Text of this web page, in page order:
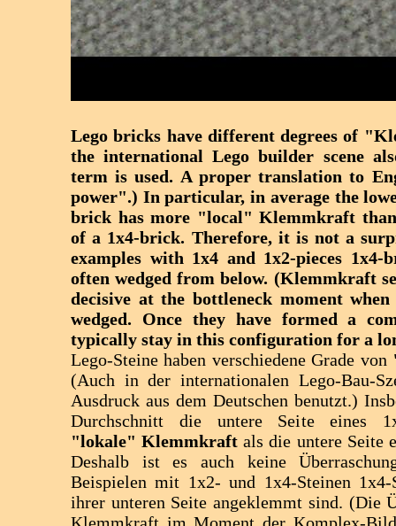
Lego bricks have different degrees of
the international Lego builder scene
term is used. A proper translation to
power".) In particular, in average the
brick has more "local" Klemmkraft
of a 1x4-brick. Therefore, it is not a
examples with 1x4 and 1x2-pieces 1x4-
often wedged from below. (Klemmkraft
decisive at the bottleneck moment
wedged. Once they have formed a
typically stay in this configuration for a
Lego-Steine haben verschiedene Grade von
(Auch in der internationalen Lego-Bau-
Ausdruck aus dem Deutschen benutzt.)
Durchschnitt die untere Seite eines
"lokale" Klemmkraft als die untere Seite
Deshalb ist es auch keine
Beispielen mit 1x2- und 1x4-Steinen
ihrer unteren Seite angeklemmt sind. (Die